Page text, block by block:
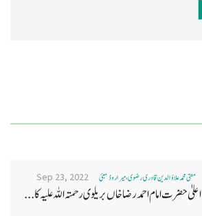
مفتی محمد علاؤ الدین قادری رضوی ، میرا روڈ ممبئی Sep 23, 2022
اعلیٰ حضرت امام احمد رضا خاں بر یلو ی رحمتہ اللہ علیہ کا...